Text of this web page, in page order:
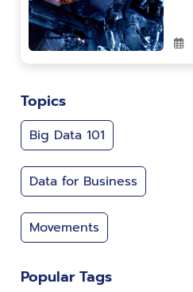
Topics
Big Data 101
Data for Business
Movements
Popular Tags